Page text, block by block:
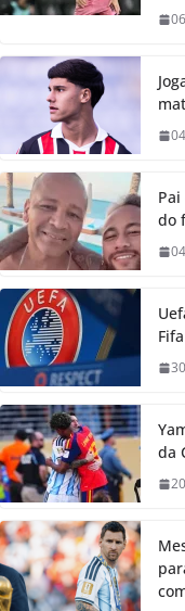
do
da